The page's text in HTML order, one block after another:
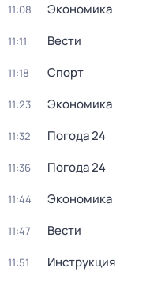
11:08 Экономика
11:11 Вести
11:18 Спорт
11:23 Экономика
11:32 Погода 24
11:36 Погода 24
11:44 Экономика
11:47 Вести
11:51 Инструкция